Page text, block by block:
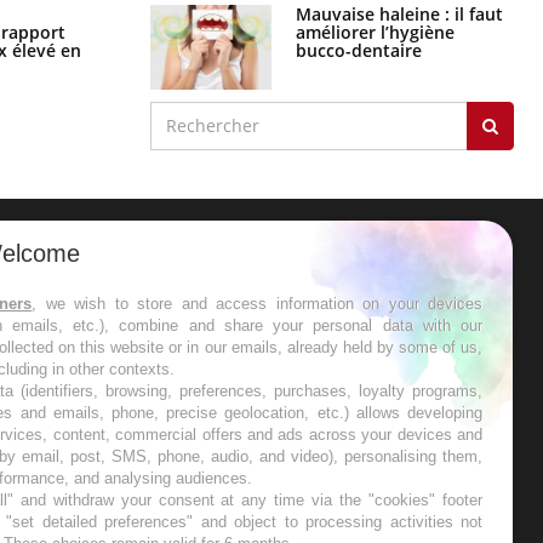
élevé en
Grossesse à risque : ce jus naturel
attire l'attention des chercheurs
Mauvaise haleine : il faut
améliorer l’hygiène
bucco-dentaire
les semaines les meilleures
, we wish to store and access information on your devices
emails, etc.), combine and share your personal data with our
on this website or in our emails, already held by some of us,
in other contexts.
(identifiers, browsing, preferences, purchases, loyalty programs,
and emails, phone, precise geolocation, etc.) allows developing
content, commercial offers and ads across your devices and
email, post, SMS, phone, audio, and video), personalising them,
and analysing audiences.
and withdraw your consent at any time via the "cookies" footer
detailed preferences" and object to processing activities not